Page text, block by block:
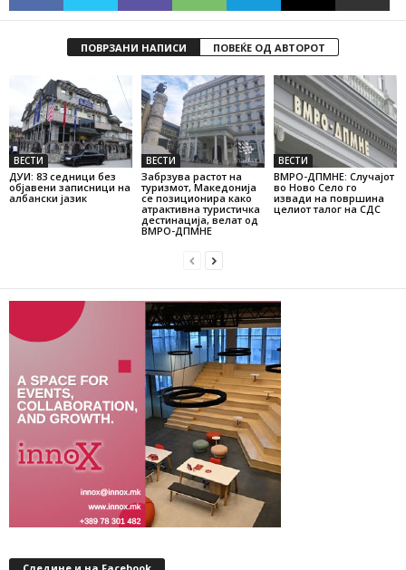
ПОВРЗАНИ НАПИСИ ПОВЕЌЕ ОД АВТОРОТ
ВЕСТИ
ДУИ: 83 седници без
објавени записници на
албански јазик
ВЕСТИ
Забрзува растот на
туризмот, Македонија
се позиционира како
атрактивна туристичка
дестинација, велат од
ВМРО-ДПМНЕ
ВЕСТИ
ВМРО-ДПМНЕ: Случајот
во Ново Село го
извади на површина
целиот талог на СДС